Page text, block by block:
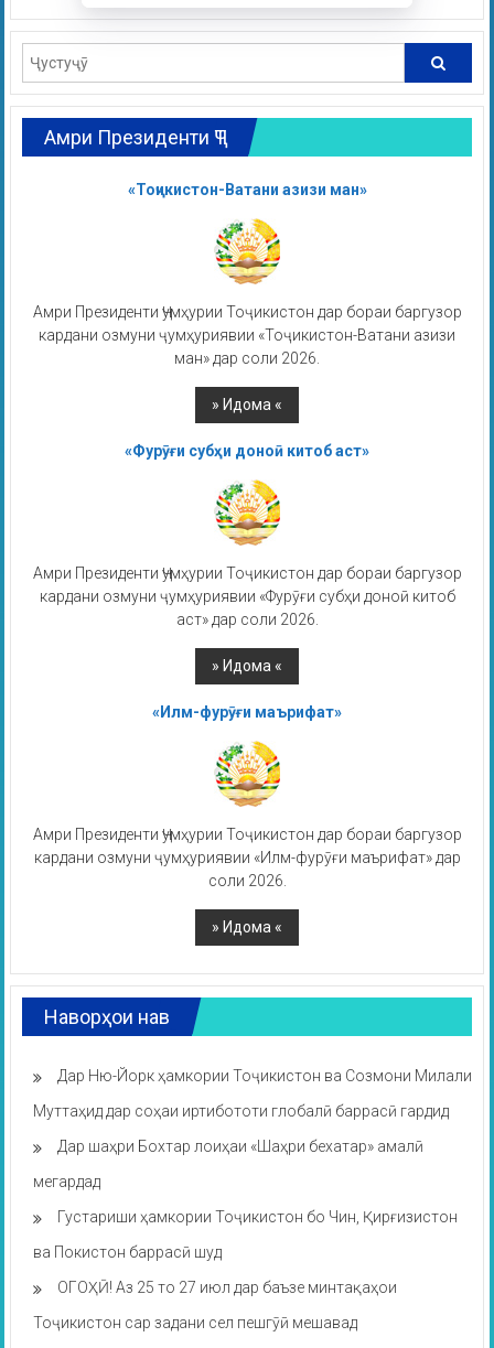
Амри Президенти ҶТ
«Тоҷикистон-Ватани азизи ман»
Амри Президенти Ҷумҳурии Тоҷикистон дар бораи баргузор
кардани озмуни ҷумҳуриявии «Тоҷикистон-Ватани азизи
ман» дар соли 2026.
«Фурӯғи субҳи доноӣ китоб аст»
Амри Президенти Ҷумҳурии Тоҷикистон дар бораи баргузор
кардани озмуни ҷумҳуриявии «Фурӯғи субҳи доноӣ китоб
аст» дар соли 2026.
«Илм-фурӯғи маърифат»
Амри Президенти Ҷумҳурии Тоҷикистон дар бораи баргузор
кардани озмуни ҷумҳуриявии «Илм-фурӯғи маърифат» дар
соли 2026.
Наворҳои нав
Дар Ню-Йорк ҳамкории Тоҷикистон ва Созмони Милали
Муттаҳид дар соҳаи иртибототи глобалӣ баррасӣ гардид
Дар шаҳри Бохтар лоиҳаи «Шаҳри бехатар» амалӣ
мегардад
Густариши ҳамкории Тоҷикистон бо Чин, Қирғизистон
ва Покистон баррасӣ шуд
ОГОҲӢ! Аз 25 то 27 июл дар баъзе минтақаҳои
Тоҷикистон сар задани сел пешгӯӣ мешавад